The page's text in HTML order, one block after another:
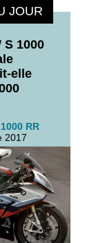
JOUR
S 1000
elle
RR
2017